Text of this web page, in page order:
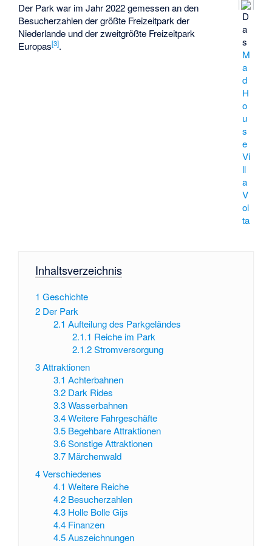
D
a
s
M
a
d
H
o
u
s
e
Vi
ll
a
V
ol
ta
Der Park war im Jahr 2022 gemessen an den
Besucherzahlen der größte Freizeitpark der
Niederlande und der zweitgrößte Freizeitpark
Europas[3].
Inhaltsverzeichnis
1 Geschichte
2 Der Park
2.1 Aufteilung des Parkgeländes
2.1.1 Reiche im Park
2.1.2 Stromversorgung
3Attraktionen
3.1 Achterbahnen
3.2 Dark Rides
3.3 Wasserbahnen
3.4 Weitere Fahrgeschäfte
3.5 Begehbare Attraktionen
3.6 Sonstige Attraktionen
3.7 Märchenwald
4Verschiedenes
4.1 Weitere Reiche
4.2 Besucherzahlen
4.3 Holle Bolle Gijs
4.4 Finanzen
4.5 Auszeichnungen